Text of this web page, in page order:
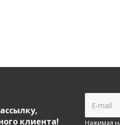
клиента!
Нажимая